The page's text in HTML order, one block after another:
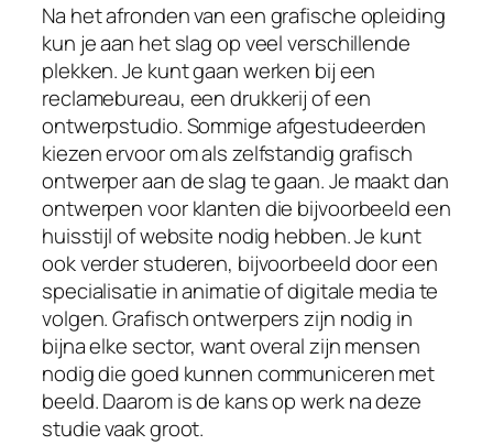
Na het afronden van een grafische opleiding
kun je aan het slag op veel verschillende
plekken. Je kunt gaan werken bij een
reclamebureau, een drukkerij of een
ontwerpstudio. Sommige afgestudeerden
kiezen ervoor om als zelfstandig grafisch
ontwerper aan de slag te gaan. Je maakt dan
ontwerpen voor klanten die bijvoorbeeld een
huisstijl of website nodig hebben. Je kunt
ook verder studeren, bijvoorbeeld door een
specialisatie in animatie of digitale media te
volgen. Grafisch ontwerpers zijn nodig in
bijna elke sector, want overal zijn mensen
nodig die goed kunnen communiceren met
beeld. Daarom is de kans op werk na deze
studie vaak groot.